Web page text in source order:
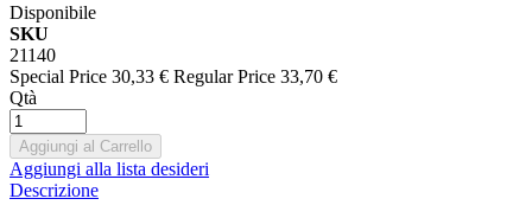
Disponibile
SKU
21140
Special Price 30,33 € Regular Price 33,70 €
Qtà
Aggiungi al Carrello
Aggiungi alla lista desideri
Descrizione